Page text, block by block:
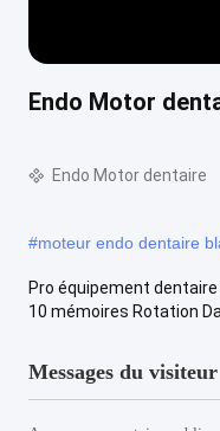
Endo Motor
Endo Motor dentaire
#moteur endo dentaire
Pro équipement
10 mémoires Rotation
Messages du visiteur